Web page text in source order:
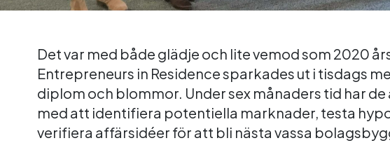
Det var med både glädje och lite vemod som 2020
Entrepreneurs in Residence sparkades ut i tisdags
diplom och blommor. Undersex månaders tid har
med att identifiera potentiella marknader, testa
verifiera affärsidéer för att bli nästa vassa